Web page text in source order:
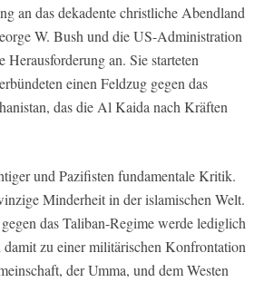
an das dekadente christliche Abendland
W. Bush und die US-Administration
Herausforderung an. Sie starteten
einen Feldzug gegen das
das die Al Kaida nach Kräften
und Pazifisten fundamentale Kritik.
Minderheit in der islamischen Welt.
das Taliban-Regime werde lediglich
zu einer militärischen Konfrontation
der Umma, und dem Westen